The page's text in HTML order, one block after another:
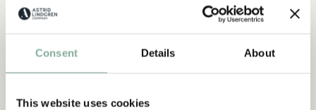
Consent Details About
This website uses cookies